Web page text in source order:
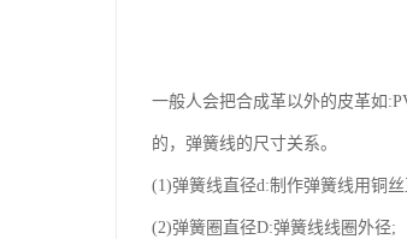
一般人会把合成革以外的皮革如
的，弹簧线的尺寸关系。
(1)弹簧线直径d:制作弹簧线用铜
(2)弹簧圈直径D:弹簧线线圈外径;